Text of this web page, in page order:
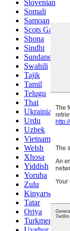
Slovenian
Somali
Samoan
Scots Gaelic
Shona
Sindhi
Sundanese
Swahili
Tajik
Tamil
Telugu
Thai
Ukrainian
Urdu
Uzbek
Vietnamese
Welsh
Xhosa
Yiddish
Yoruba
Zulu
Kinyarwanda
Tatar
Oriya
Turkmen